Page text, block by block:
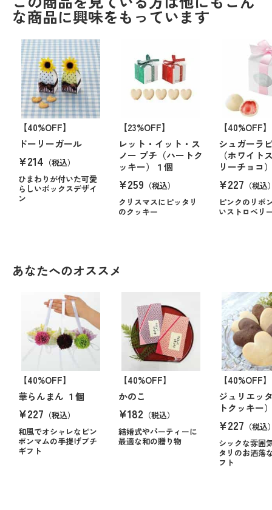
な商品に興味をもっています
【40%OFF】
ドーリーガール
¥214 （税込）
ひまわりが付いた可愛
らしいボックスデザイ
ン
【23%OFF】
レット・イット・ス
ノー プチ（ハートク
ッキー）１個
¥259 （税込）
クリスマスにピッタリ
のクッキー
【40%OFF】
シュガーラ
（ホワイト
リーチョコ
¥227 （税込
ピンクのリボ
いストロベリ
あなたへのオススメ
【40%OFF】
華らんまん １個
¥227 （税込）
和風でオシャレなピン
ポンマムの手提げプチ
ギフト
【40%OFF】
かのこ
¥182 （税込）
結婚式やパーティーに
最適な和の贈り物
【40%OFF】
ジュリエッ
トクッキー
¥227 （税込
シックな雰囲
タリのお洒落
フト